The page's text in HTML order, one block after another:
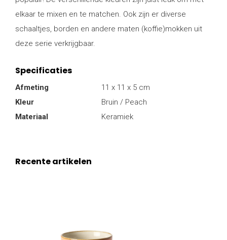
elkaar te mixen en te matchen. Ook zijn er diverse
schaaltjes, borden en andere maten (koffie)mokken uit
deze serie verkrijgbaar.
Specificaties
Afmeting
11 x 11 x 5 cm
Kleur
Bruin / Peach
Materiaal
Keramiek
Recente artikelen